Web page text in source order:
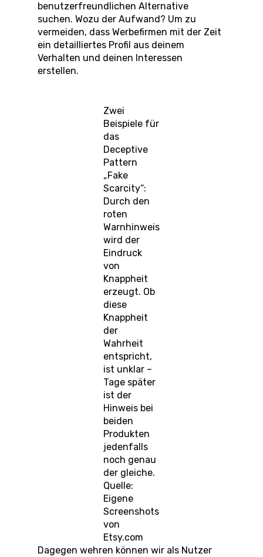
benutzerfreundlichen Alternative
suchen. Wozu der Aufwand? Um zu
vermeiden, dass Werbefirmen mit der Zeit
ein detailliertes Profil aus deinem
Verhalten und deinen Interessen
erstellen.
Zwei
Beispiele für
das
Deceptive
Pattern
„Fake
Scarcity“:
Durch den
roten
Warnhinweis
wird der
Eindruck
von
Knappheit
erzeugt. Ob
diese
Knappheit
der
Wahrheit
entspricht,
ist unklar –
Tage später
ist der
Hinweis bei
beiden
Produkten
jedenfalls
noch genau
der gleiche.
Quelle:
Eigene
Screenshots
von
Etsy.com
Dagegen wehren können wir als Nutzer